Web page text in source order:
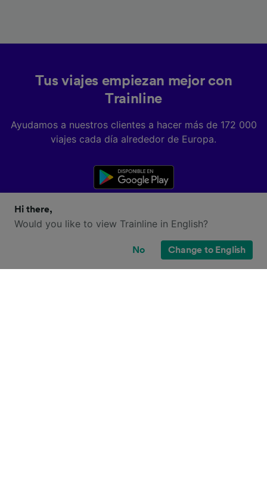
Tus viajes empiezan mejor con
Trainline
Ayudamos a nuestros clientes a hacer más de 172 000
viajes cada día alrededor de Europa.
Hi there,
Would you like to view Trainline in English?
No Change to English